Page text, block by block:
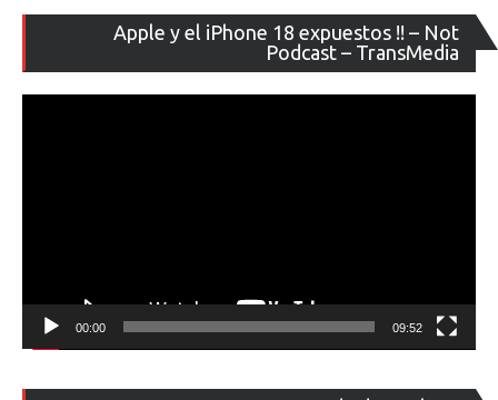
Apple y el iPhone 18 expuestos !! – Not
Podcast – TransMedia
de
00:00 09:52